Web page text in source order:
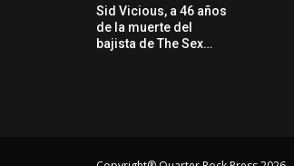
Sid Vicious, a 46 años
de la muerte del
bajista de The Sex…